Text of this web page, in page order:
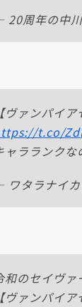
20周年の中
【ヴァンパイ
t.co/
ャラランク
ワタラナイ
和のセイヴ
【ヴァンパイ